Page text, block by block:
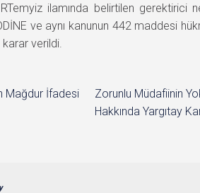
ilamında belirtilen gerektirici
ve aynı kanunun 442 maddesi
verildi.
Mağdur İfadesi
Zorunlu Müdafiinin
Hakkında Yargıtay